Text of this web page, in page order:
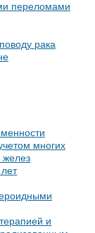
переломами
рака
многих
желез
и